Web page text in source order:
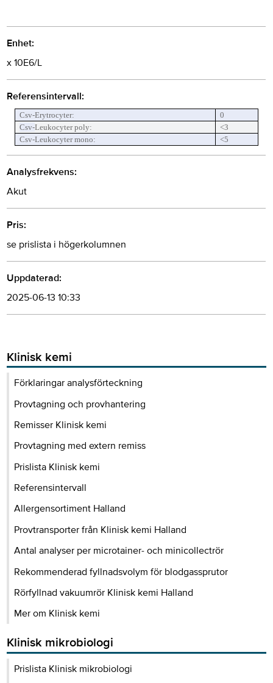
Enhet:
x 10E6/L
Referensintervall:
Csv-Erytrocyter:
0
Csv-Leukocyter poly:
<3
Csv-Leukocyter mono: <5
Analysfrekvens:
Akut
Pris:
se prislista i högerkolumnen
Uppdaterad:
2025-06-13 10:33
Klinisk kemi
Förklaringar analysförteckning
Provtagning och provhantering
Remisser Klinisk kemi
Provtagning med extern remiss
Prislista Klinisk kemi
Referensintervall
Allergensortiment Halland
Provtransporter från Klinisk kemi Halland
Antal analyser per microtainer- och minicollectrör
Rekommenderad fyllnadsvolym för blodgassprutor
Rörfyllnad vakuumrör Klinisk kemi Halland
Mer om Klinisk kemi
Klinisk mikrobiologi
Prislista Klinisk mikrobiologi